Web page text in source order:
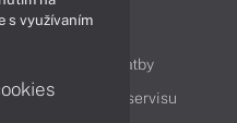
doručenia a platby
služby Cenník servisu
s využívaním